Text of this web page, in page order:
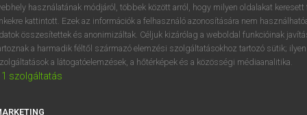
VAN ELŐFIZETÉSED?
megtekintéséhez.
használatának módjáról, többek között arról, hogy milyen oldalakat keresett
kattintott. Ezek az információk a felhasználó azonosítására nem
összesítettek és anonimizáltak. Céljuk kizárólag a weboldal funkcióinak
a harmadik féltől származó elemzési szolgáltatásokhoz tartozó sütik;
a látogatóelemzések, a hőtérképek és a közösségi médiaanalitika.
1 szolgáltatás
a s d f g h j k l é
í y x c v b n m , .